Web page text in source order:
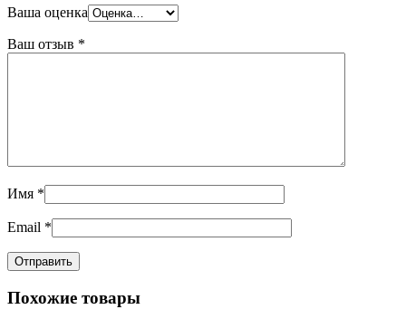
Ваша оценка
Ваш отзыв *
Имя *
Email *
Похожие товары